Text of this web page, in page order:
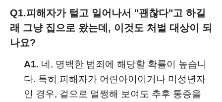
Q1.피해자가 털고 일어나서 "괜찮다"고 하길
래 그냥 집으로 왔는데, 이것도 처벌 대상이 되
나요?
A1. 네, 명백한 범죄에 해당할 확률이 높습니
다. 특히 피해자가 어린아이이거나 미성년자
인 경우, 겉으로 멀쩡해 보여도 추후 통증을